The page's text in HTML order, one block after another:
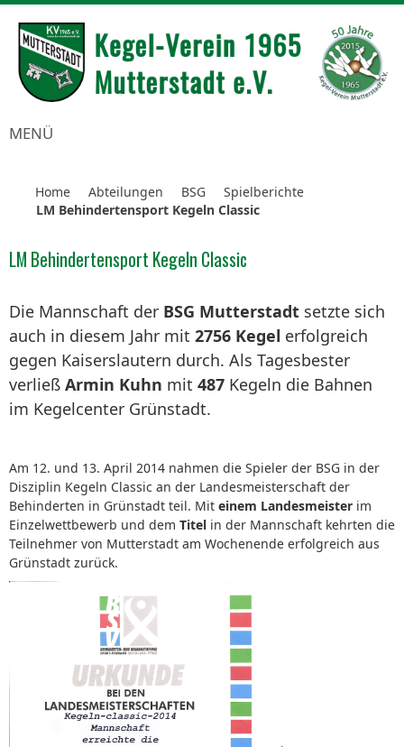
MENÜ
Home Abteilungen BSG
Spielberichte
LM Behindertensport Kegeln Classic
LM Behindertensport Kegeln Classic
Die Mannschaft der BSG Mutterstadt setzte sich
auch in diesem Jahr mit 2756 Kegel erfolgreich
gegen Kaiserslautern durch. Als Tagesbester
verließ Armin Kuhn mit 487 Kegeln die Bahnen
im Kegelcenter Grünstadt.
Am 12. und 13. April 2014 nahmen die Spieler der BSG in der
Disziplin Kegeln Classic an der Landesmeisterschaft der
Behinderten in Grünstadt teil. Mit einem Landesmeister im
Einzelwettbewerb und dem Titel in der Mannschaft kehrten die
Teilnehmer von Mutterstadt am Wochenende erfolgreich aus
Grünstadt zurück.